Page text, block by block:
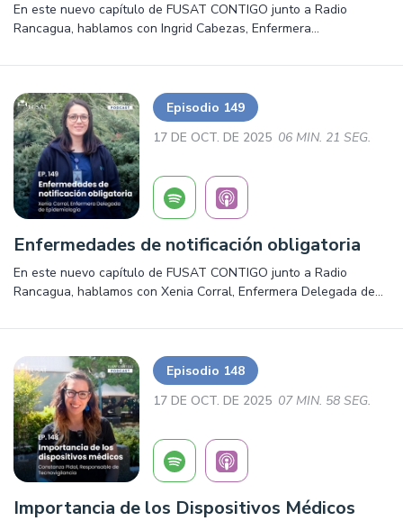
En este nuevo capítulo de FUSAT CONTIGO junto a Radio
Rancagua, hablamos con Ingrid Cabezas, Enfermera
heridas quirúrgicas.
Episodio 149
17 DE OCT. DE 2025 06 MIN. 21 SEG.
Enfermedades de notificación obligatoria
En este nuevo capítulo de FUSAT CONTIGO junto a Radio
Rancagua, hablamos con Xenia Corral, Enfermera Delegada de
obligatoria.
Episodio 148
17 DE OCT. DE 2025 07 MIN. 58 SEG.
Importancia de los Dispositivos Médicos